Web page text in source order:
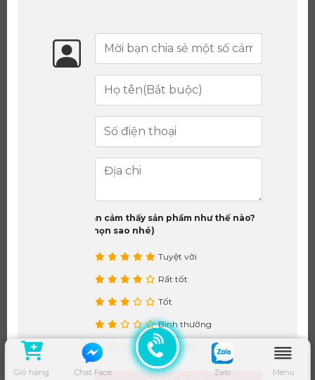
Giỏ hàng Chat Face Zalo Menu
Bạn cảm thấy sản phẩm như thế nào?
(chọn sao nhé)
Tuyệt vời
Rất tốt
Tốt
Bình thường
Chưa tốt